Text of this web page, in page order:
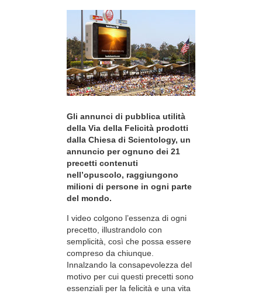
Gli annunci di pubblica utilità
della Via della Felicità prodotti
dalla Chiesa di Scientology, un
annuncio per ognuno dei 21
precetti contenuti
nell’opuscolo, raggiungono
milioni di persone in ogni parte
del mondo.
I video colgono l’essenza di ogni
precetto, illustrandolo con
semplicità, così che possa essere
compreso da chiunque.
Innalzando la consapevolezza del
motivo per cui questi precetti sono
essenziali per la felicità e una vita